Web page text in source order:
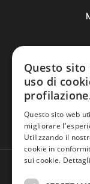
Questo
uso di
Questo sito web
migliorare
Utilizzando il
cookie in
sui cookie.